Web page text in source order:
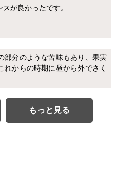
が良かったです。
部分のような苦味もあり、果実
からの時期に昼から外でさく
もっと見る